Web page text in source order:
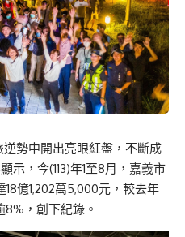
勢中開出亮眼紅盤，不斷成
示，今(113)年1至8月，嘉義市
億1,202萬5,000元，較去年
8%，創下紀錄。